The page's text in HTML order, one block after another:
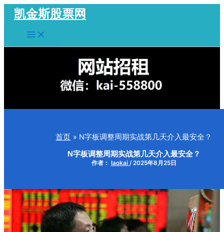
容
凯金斯股票网
Main
Menu
首页 N字板调整周期实战第几天介入最安全？
N字板调整周期实战第几天介入最安全？
作者： laokai /2025年8月25日